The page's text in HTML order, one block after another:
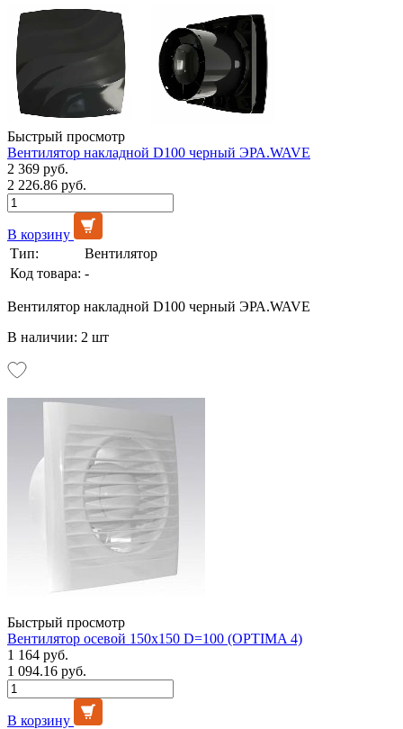
Быстрый просмотр
Вентилятор накладной D100 черный ЭРА.WAVE
2 369 руб.
2 226.86 руб.
В корзину
Тип:
Вентилятор
Код товара: -
Вентилятор накладной D100 черный ЭРА.WAVE
В наличии: 2 шт
Быстрый просмотр
Вентилятор осевой 150х150 D=100 (OPTIMA 4)
1 164 руб.
1 094.16 руб.
В корзину